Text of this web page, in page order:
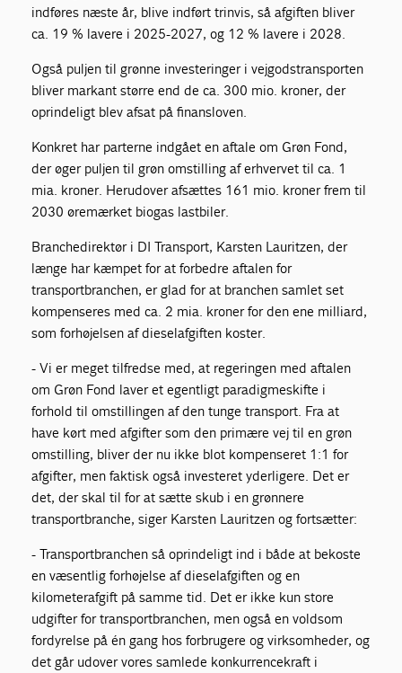
indføres næste år, blive indført trinvis, så afgiften bliver
ca. 19 % lavere i 2025-2027, og 12 % lavere i 2028.
Også puljen til grønne investeringer i vejgodstransporten
bliver markant større end de ca. 300 mio. kroner, der
oprindeligt blev afsat på finansloven.
Konkret har parterne indgået en aftale om Grøn Fond,
der øger puljen til grøn omstilling af erhvervet til ca. 1
mia. kroner. Herudover afsættes 161 mio. kroner frem til
2030 øremærket biogas lastbiler.
Branchedirektør i DI Transport, Karsten Lauritzen, der
længe har kæmpet for at forbedre aftalen for
transportbranchen, er glad for at branchen samlet set
kompenseres med ca. 2 mia. kroner for den ene milliard,
som forhøjelsen af dieselafgiften koster.
- Vi er meget tilfredse med, at regeringen med aftalen
om Grøn Fond laver et egentligt paradigmeskifte i
forhold til omstillingen af den tunge transport. Fra at
have kørt med afgifter som den primære vej til en grøn
omstilling, bliver der nu ikke blot kompenseret 1:1 for
afgifter, men faktisk også investeret yderligere. Det er
det, der skal til for at sætte skub i en grønnere
transportbranche, siger Karsten Lauritzen og fortsætter:
- Transportbranchen så oprindeligt ind i både at bekoste
en væsentlig forhøjelse af dieselafgiften og en
kilometerafgift på samme tid. Det er ikke kun store
udgifter for transportbranchen, men også en voldsom
fordyrelse på én gang hos forbrugere og virksomheder, og
det går udover vores samlede konkurrencekraft i